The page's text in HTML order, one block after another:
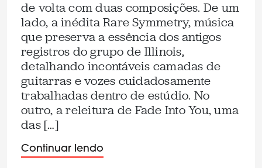
de volta com duas composições. De um
lado, a inédita Rare Symmetry, música
que preserva a essência dos antigos
registros do grupo de Illinois,
detalhando incontáveis camadas de
guitarras e vozes cuidadosamente
trabalhadas dentro de estúdio. No
outro, a releitura de Fade Into You, uma
das […]
Continuar lendo